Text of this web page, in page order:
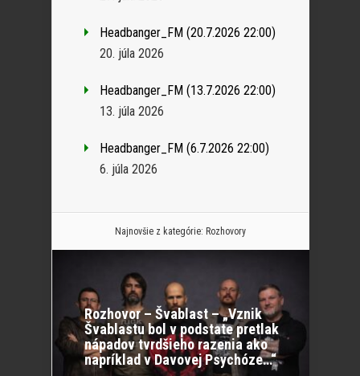
Headbanger_FM (20.7.2026 22:00)
20. júla 2026
Headbanger_FM (13.7.2026 22:00)
13. júla 2026
Headbanger_FM (6.7.2026 22:00)
6. júla 2026
Najnovšie z kategórie: Rozhovory
Rozhovor – Švablast – „Vznik
Švablastu bol v podstate pretlak
nápadov tvrdšieho razenia ako
napríklad v Davovej Psychóze…“